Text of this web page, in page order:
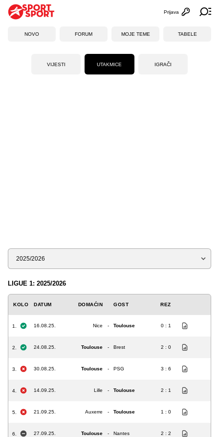
Otvori
Prijava
NOVO FORUM MOJE TEME TABELE
VIJESTI UTAKMICE IGRAČI
Sezona
LIGUE 1: 2025/2026
KOLO DATUM DOMAĆIN GOST REZ
1. 16.08.25. Nice - Toulouse 0 : 1
2. 24.08.25. Toulouse - Brest 2 : 0
3. 30.08.25. Toulouse - PSG 3 : 6
4. 14.09.25. Lille - Toulouse 2 : 1
5. 21.09.25. Auxerre - Toulouse 1 : 0
6. 27.09.25. Toulouse - Nantes 2 : 2